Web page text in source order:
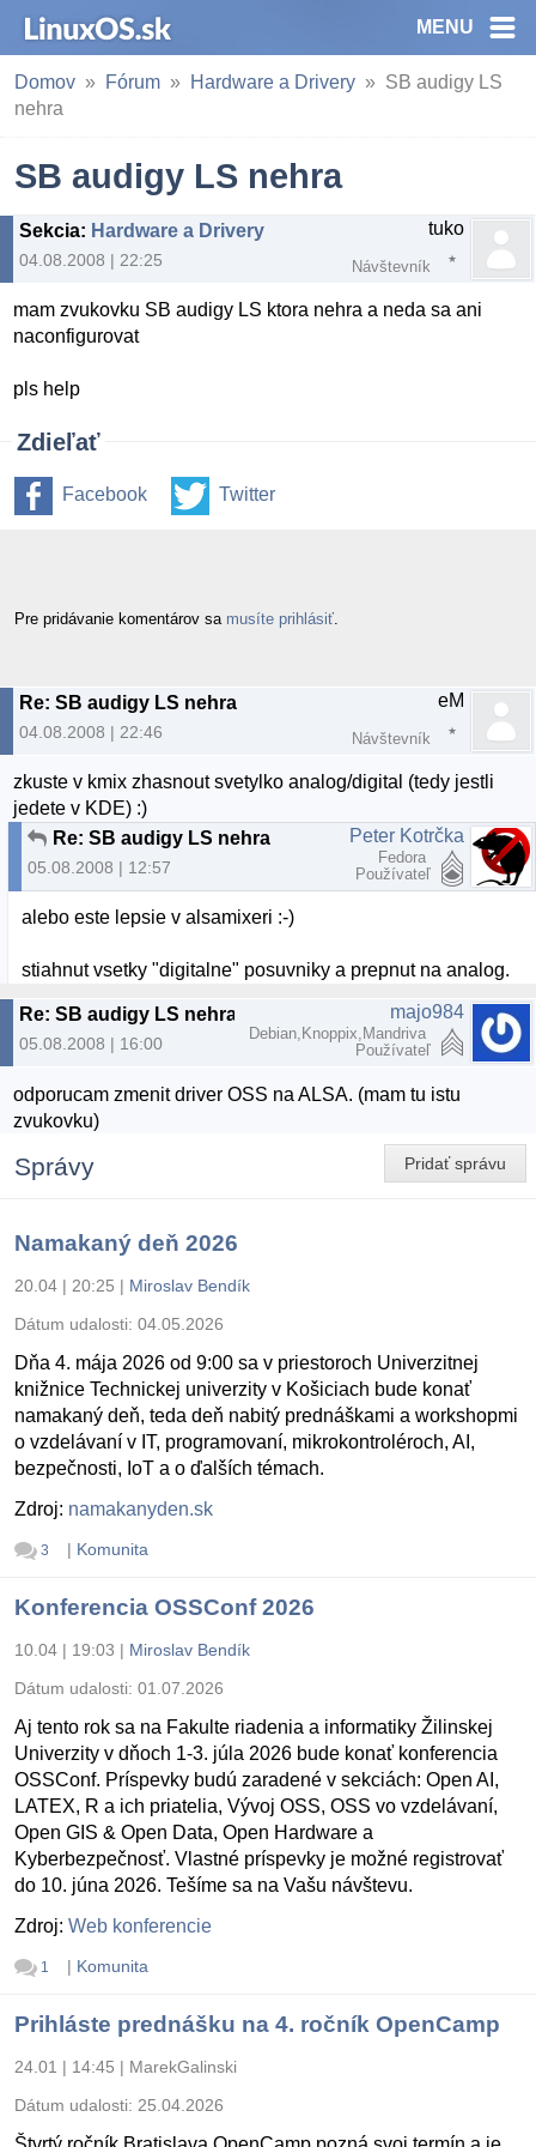
MENU
Domov Fórum Hardware a Drivery
SB audigy LS
nehra
SB audigy LS nehra
Sekcia: Hardware a Drivery
04.08.2008 | 22:25
tuko
Návštevník
mam zvukovku SB audigy LS ktora nehra a neda sa ani
naconfigurovat
pls help
Zdieľať
Facebook Twitter
Pre pridávanie komentárov sa musíte prihlásiť
Re: SB audigy LS nehra
04.08.2008 | 22:46
eM
Návštevník
zkuste v kmix zhasnout svetylko analog/digital (tedy jestli
jedete v KDE) :)
Re: SB audigy LS nehra
05.08.2008 | 12:57
Peter Kotrčka
Fedora
Používateľ
alebo este lepsie v alsamixeri :-)
stiahnut vsetky "digitalne" posuvniky a prepnut na analog.
Re: SB audigy LS nehra
05.08.2008 | 16:00
majo984
Debian,Knoppix,Mandriva
Používateľ
odporucam zmenit driver OSS na ALSA. (mam tu istu
zvukovku)
Pridať správu
Správy
Namakaný deň 2026
20.04 | 20:25 | Miroslav Bendík
Dátum udalosti: 04.05.2026
Dňa 4. mája 2026 od 9:00 sa v priestoroch Univerzitnej
knižnice Technickej univerzity v Košiciach bude konať
namakaný deň, teda deň nabitý prednáškami a workshopmi
o vzdelávaní v IT, programovaní, mikrokontroléroch, AI,
bezpečnosti, IoT a o ďalších témach.
Zdroj: namakanyden.sk
3 | Komunita
Konferencia OSSConf 2026
10.04 | 19:03 | Miroslav Bendík
Dátum udalosti: 01.07.2026
Aj tento rok sa na Fakulte riadenia a informatiky Žilinskej
Univerzity v dňoch 1-3. júla 2026 bude konať konferencia
OSSConf. Príspevky budú zaradené v sekciách: Open AI,
LATEX, R a ich priatelia, Vývoj OSS, OSS vo vzdelávaní,
Open GIS & Open Data, Open Hardware a
Kyberbezpečnosť. Vlastné príspevky je možné registrovať
do 10. júna 2026. Tešíme sa na Vašu návštevu.
Zdroj: Web konferencie
1 | Komunita
Prihláste prednášku na 4. ročník OpenCamp
24.01 | 14:45 | MarekGalinski
Dátum udalosti: 25.04.2026